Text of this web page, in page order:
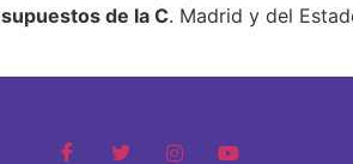
de la C. Madrid y del